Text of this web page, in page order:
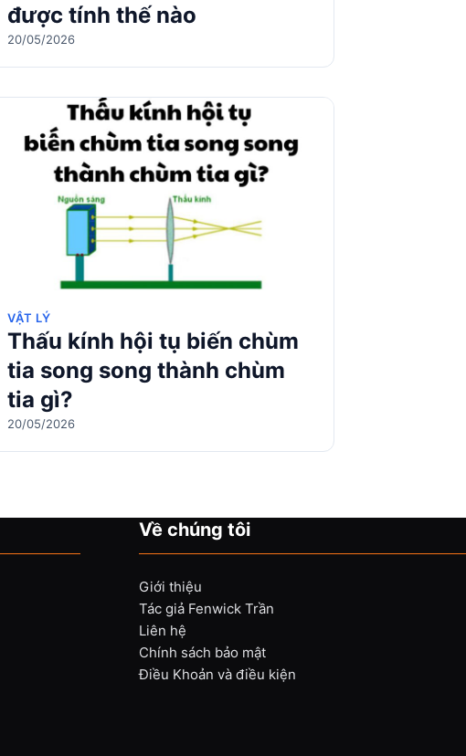
được tính thế nào
20/05/2026
VẬT LÝ
Thấu kính hội tụ biến chùm
tia song song thành chùm
tia gì?
20/05/2026
Về chúng tôi
Giới thiệu
Tác giả Fenwick Trần
Liên hệ
Chính sách bảo mật
Điều Khoản và điều kiện